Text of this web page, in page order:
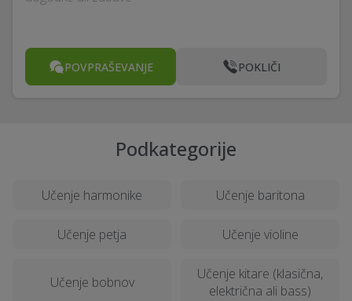
POVPRAŠEVANJE POKLIČI
Podkategorije
Učenje harmonike Učenje baritona
Učenje petja Učenje violine
Učenje bobnov
Učenje kitare (klasična,
električna ali bass)